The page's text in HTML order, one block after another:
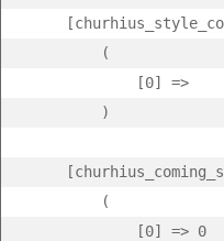
        (
            [0] =>
        )
        (
            [0] => 0